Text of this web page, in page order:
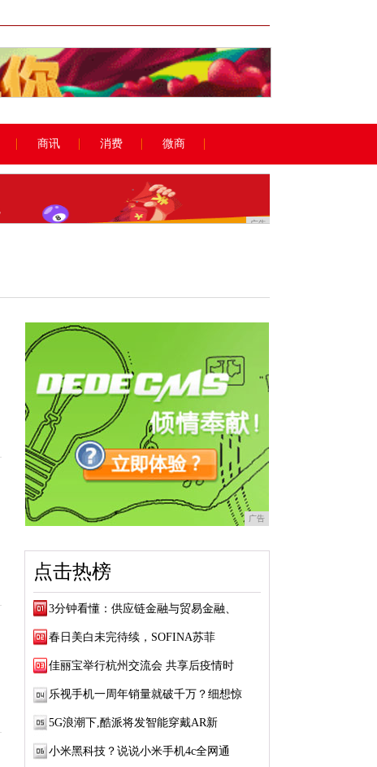
商讯 消费 微商
广告
广告
点击热榜
3分钟看懂：供应链金融与贸易金融、
春日美白未完待续，SOFINA苏菲
佳丽宝举行杭州交流会 共享后疫情时
乐视手机一周年销量就破千万？细想惊
5G浪潮下,酷派将发智能穿戴AR新
小米黑科技？说说小米手机4c全网通